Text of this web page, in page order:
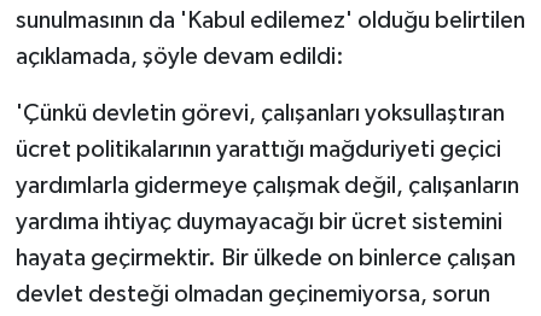
sunulmasının da 'Kabul edilemez' olduğu belirtilen
açıklamada, şöyle devam edildi:
'Çünkü devletin görevi, çalışanları yoksullaştıran
ücret politikalarının yarattığı mağduriyeti geçici
yardımlarla gidermeye çalışmak değil, çalışanların
yardıma ihtiyaç duymayacağı bir ücret sistemini
hayata geçirmektir. Bir ülkede on binlerce çalışan
devlet desteği olmadan geçinemiyorsa, sorun